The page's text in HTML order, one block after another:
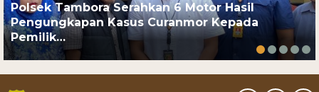
Polsek Tambora Serahkan 6 Motor Hasil
Pengungkapan Kasus Curanmor Kepada
Pemilik…